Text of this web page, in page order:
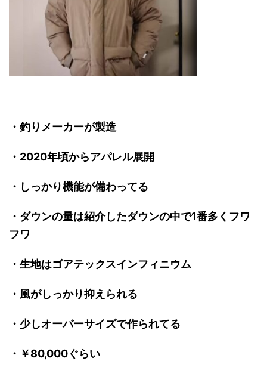
・釣りメーカーが製造
・2020年頃からアパレル展開
・しっかり機能が備わってる
・ダウンの量は紹介したダウンの中で1番多くフワ
フワ
・生地はゴアテックスインフィニウム
・風がしっかり抑えられる
・少しオーバーサイズで作られてる
・￥80,000ぐらい